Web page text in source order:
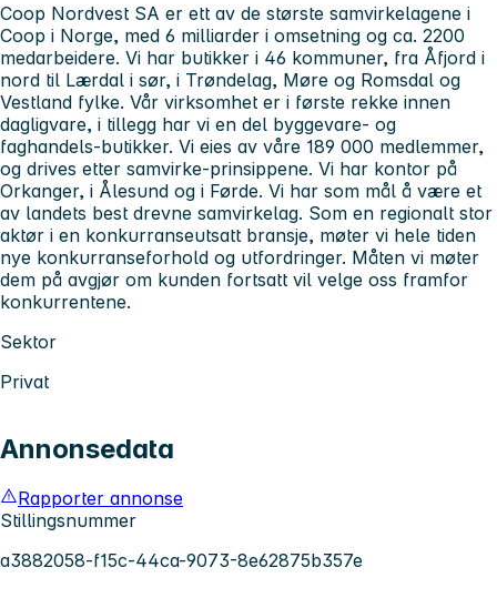
Coop Nordvest SA er ett av de største samvirkelagene i
Coop i Norge, med 6 milliarder i omsetning og ca. 2200
medarbeidere. Vi har butikker i 46 kommuner, fra Åfjord i
nord til Lærdal i sør, i Trøndelag, Møre og Romsdal og
Vestland fylke. Vår virksomhet er i første rekke innen
dagligvare, i tillegg har vi en del byggevare- og
faghandels-butikker. Vi eies av våre 189 000 medlemmer,
og drives etter samvirke-prinsippene. Vi har kontor på
Orkanger, i Ålesund og i Førde. Vi har som mål å være et
av landets best drevne samvirkelag. Som en regionalt stor
aktør i en konkurranseutsatt bransje, møter vi hele tiden
nye konkurranseforhold og utfordringer. Måten vi møter
dem på avgjør om kunden fortsatt vil velge oss framfor
konkurrentene.
Sektor
Privat
Annonsedata
Rapporter annonse
Stillingsnummer
a3882058-f15c-44ca-9073-8e62875b357e